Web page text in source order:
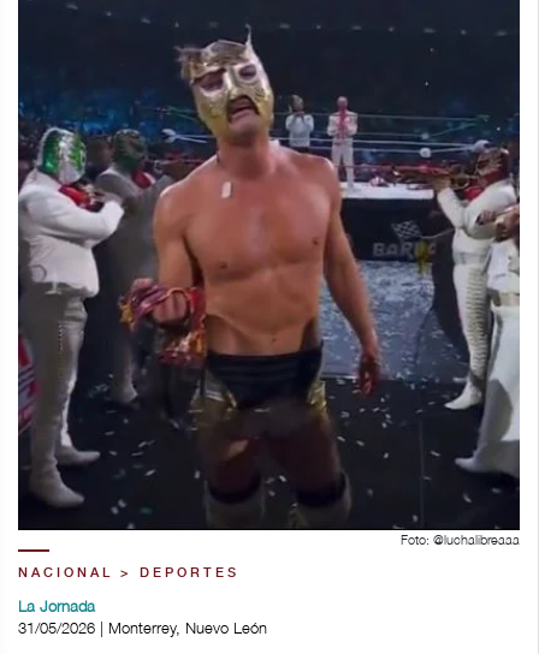
Foto: @luchalibreaaa
NACIONAL > DEPORTES
La Jornada
31/05/2026 | Monterrey, Nuevo León